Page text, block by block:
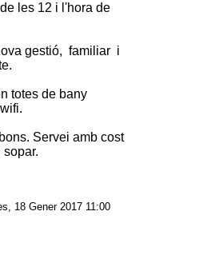
les 12 i l'hora de
gestió, familiar i
totes de bany
Servei amb cost
sopar.
18 Gener 2017 11:00